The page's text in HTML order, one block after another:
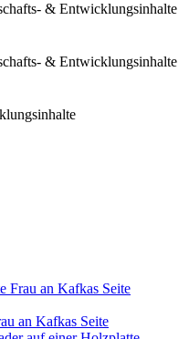
& Entwicklungsinhalte
& Entwicklungsinhalte
an Kafkas Seite